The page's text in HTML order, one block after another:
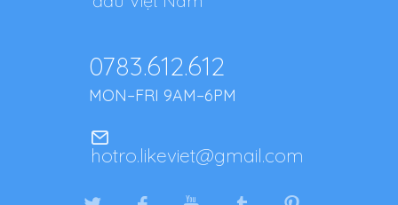
0783.612.612
MON–FRI 9AM–6PM
hotro.likeviet@gmail.com